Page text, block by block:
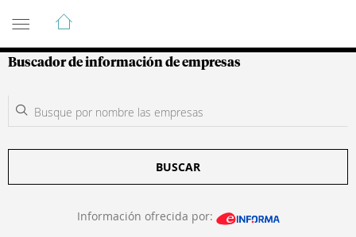
Guía de Empresas Colombianas
Buscador de información de empresas
BUSCAR
Información ofrecida por: